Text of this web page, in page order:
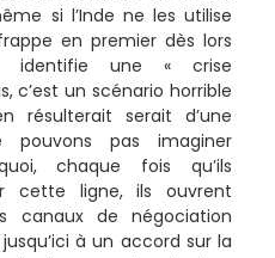
si l’Inde ne les utilise
en premier dès lors
identifie une « crise
c’est un scénario horrible
résulterait serait d’une
pas imaginer
chaque fois qu’ils
cette ligne, ils ouvrent
canaux de négociation
à un accord sur la